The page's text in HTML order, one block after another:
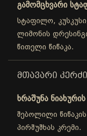
გამომცხვარი
სტაფილო,
ლიმონის
წითელი წიწაკა.
ᲛᲗᲐᲕᲐᲠᲘ ᲙᲔᲠᲫᲘ
ხრაშუნა
შებოლილი
პირშუშხას კრემი.